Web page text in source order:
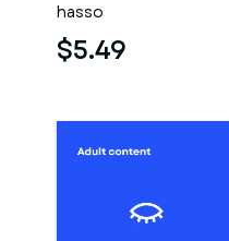
hasso
$5.49